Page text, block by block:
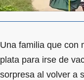
Una familia que con
plata para irse de
sorpresa al volver a